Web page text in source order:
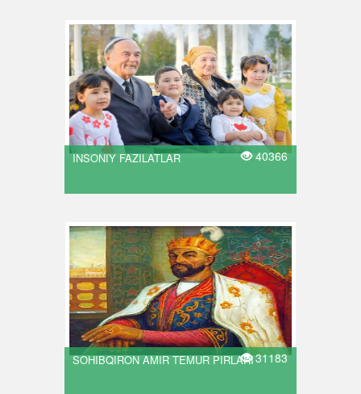
INSONIY FAZILATLAR 40366
SOHIBQIRON AMIR TEMUR PIRLARI31183